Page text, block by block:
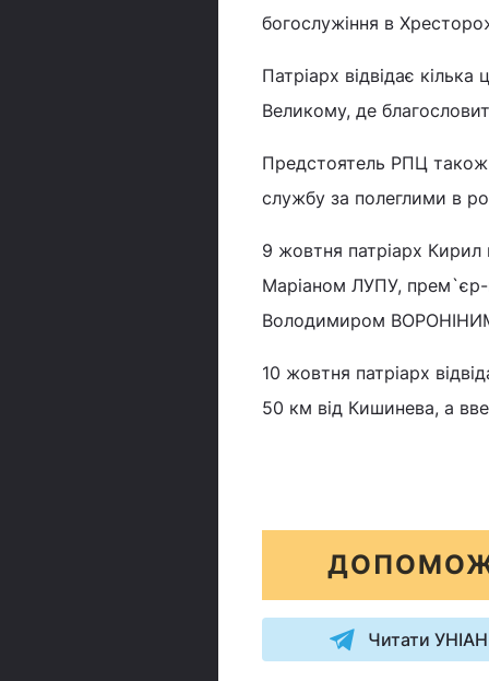
богослужіння в
Патріарх відвідає
Великому, де
Предстоятель РПЦ також
службу за полеглими в
9 жовтня патріарх
Маріаном ЛУПУ, прем`єр-
Володимиром
10 жовтня патріарх
50 км від Кишинева, а
Читати